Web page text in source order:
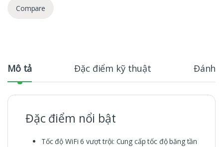
Compare
Mô tả Đặc điểm kỹ thuật Đánh
Đặc điểm nổi bật
Tốc độ WiFi 6 vượt trội: Cung cấp tốc độ băng tần